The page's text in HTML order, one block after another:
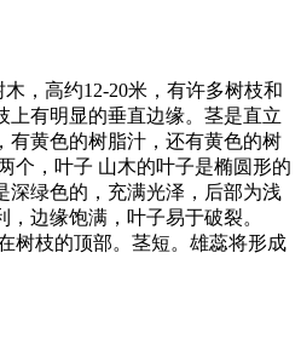
，高约12-20米，有许多树枝和
上有明显的垂直边缘。茎是直立
有黄色的树脂汁，还有黄色的树
个，叶子 山木的叶子是椭圆形的
深绿色的，充满光泽，后部为浅
边缘饱满，叶子易于破裂。
树枝的顶部。茎短。雄蕊将形成